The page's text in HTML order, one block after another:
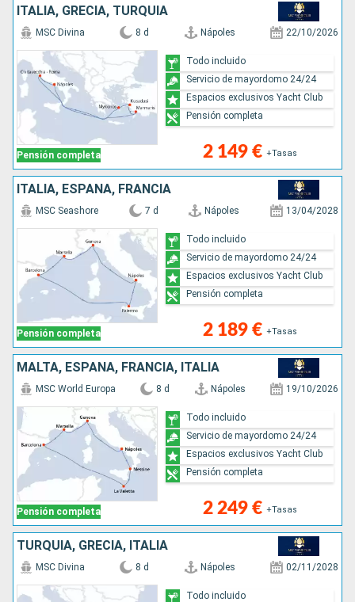
ITALIA, GRECIA, TURQUÍA
Pensión completa
MSC Divina 8 d Nápoles 22/10/2026
2 149 € +Tasas
Todo incluido
Servicio de mayordomo 24/24
Espacios exclusivos Yacht Club
Pensión completa
ITALIA, ESPAÑA, FRANCIA
Pensión completa
MSC Seashore 7 d Nápoles 13/04/2028
2 189 € +Tasas
Todo incluido
Servicio de mayordomo 24/24
Espacios exclusivos Yacht Club
Pensión completa
MALTA, ESPAÑA, FRANCIA, ITALIA
Pensión completa
MSC World Europa 8 d Nápoles 19/10/2026
2 249 € +Tasas
Todo incluido
Servicio de mayordomo 24/24
Espacios exclusivos Yacht Club
Pensión completa
TURQUÍA, GRECIA, ITALIA
MSC Divina 8 d Nápoles 02/11/2028
Todo incluido